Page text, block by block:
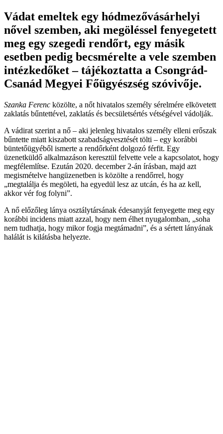
Vádat emeltek egy hódmezővásárhelyi
nővel szemben, aki megöléssel fenyegetett
meg egy szegedi rendőrt, egy másik
esetben pedig becsmérelte a vele szemben
intézkedőket – tájékoztatta a Csongrád-
Csanád Megyei Főügyészség szóvivője.
Szanka Ferenc közölte, a nőt hivatalos személy sérelmére elkövetett
zaklatás bűntettével, zaklatás és becsületsértés vétségével vádolják.
A vádirat szerint a nő – aki jelenleg hivatalos személy elleni erőszak
bűntette miatt kiszabott szabadságvesztését tölti – egy korábbi
büntetőügyéből ismerte a rendőrként dolgozó férfit. Egy
üzenetküldő alkalmazáson keresztül felvette vele a kapcsolatot, hogy
megfélemlítse. Ezután 2020. december 2-án írásban, majd azt
megismételve hangüzenetben is közölte a rendőrrel, hogy
„megtalálja és megöleti, ha egyedül lesz az utcán, és ha az kell,
akkor vér fog folyni”.
A nő előzőleg lánya osztálytársának édesanyját fenyegette meg egy
korábbi incidens miatt azzal, hogy nem élhet nyugalomban, „soha
nem tudhatja, hogy mikor fogja megtámadni”, és a sértett lányának
halálát is kilátásba helyezte.